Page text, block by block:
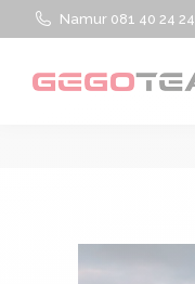
Namur 081 40 24 24